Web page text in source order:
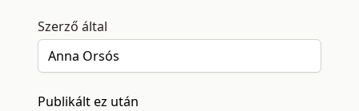
Szerző által
Publikált ez után